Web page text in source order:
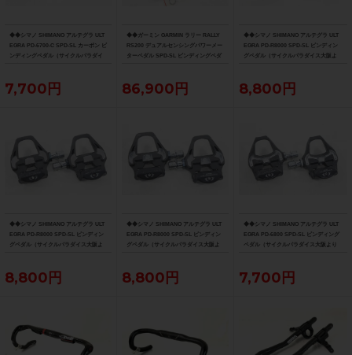
◆◆シマノ SHIMANO アルテグラ ULT
EGRA PD-6700-C SPD-SL カーボン ビ
ンディングペダル（サイクルパラダイ
7,700円
◆◆ガーミン GARMIN ラリー RALLY
RS200 デュアルセンシングパワーメー
ターペダル SPD-SL ビンディングペダ
86,900円
◆◆シマノ SHIMANO アルテグラ ULT
EGRA PD-R8000 SPD-SL ビンディン
グペダル（サイクルパラダイス大阪よ
8,800円
◆◆シマノ SHIMANO アルテグラ ULT
EGRA PD-R8000 SPD-SL ビンディン
グペダル（サイクルパラダイス大阪よ
8,800円
◆◆シマノ SHIMANO アルテグラ ULT
EGRA PD-R8000 SPD-SL ビンディン
グペダル（サイクルパラダイス大阪よ
8,800円
◆◆シマノ SHIMANO アルテグラ ULT
EGRA PD-6800 SPD-SL ビンディング
ペダル（サイクルパラダイス大阪より
7,700円